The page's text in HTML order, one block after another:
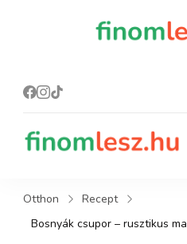
Otthon
Recept
Bosnyák csupor – rusztikus